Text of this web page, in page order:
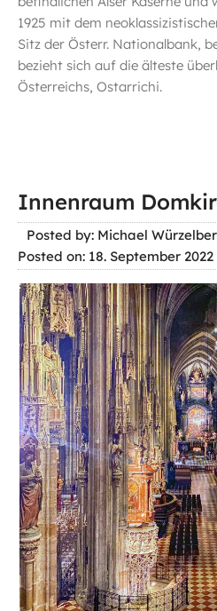
1925 mit dem
Sitz der Österr. Nationalbank,
bezieht sich auf die älteste
Österreichs, Ostarrichi.
Innenraum
Posted by: Michael
Posted on: 18. September 2022